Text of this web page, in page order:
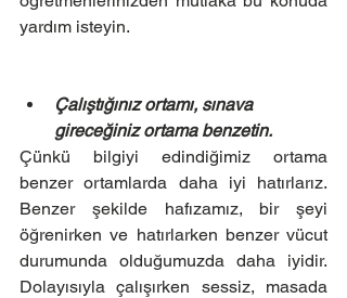
yardım isteyin.
Çalıştığınız ortamı, sınava
gireceğiniz ortama benzetin.
Çünkü bilgiyi edindiğimiz ortama
benzer ortamlarda daha iyi hatırlarız.
Benzer şekilde hafızamız, bir şeyi
öğrenirken ve hatırlarken benzer vücut
durumunda olduğumuzda daha iyidir.
Dolayısıyla çalışırken sessiz, masada